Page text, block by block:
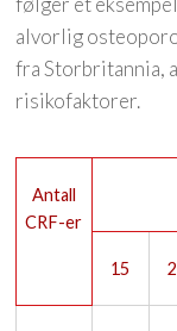
alvorlig
fra Storbritannia,
risikofaktorer.
Antall
CRF-er
15